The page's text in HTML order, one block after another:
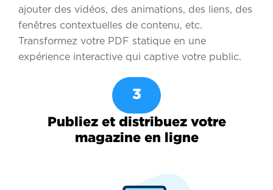
ajouter des vidéos, des animations, des liens, des
fenêtres contextuelles de contenu, etc.
Transformez votre PDF statique en une
expérience interactive qui captive votre public.
3
Publiez et distribuez votre
magazine en ligne